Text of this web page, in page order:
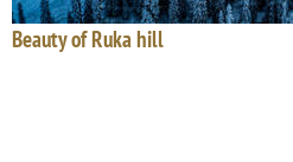
Beauty of Ruka hill